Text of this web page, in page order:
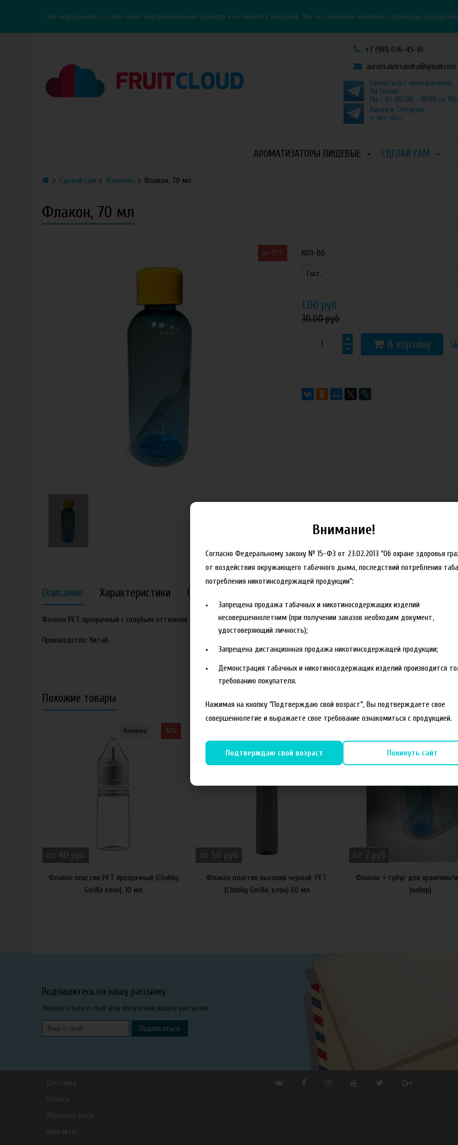
Вся информация на сайте носит информационный характер и не является рекламой. Мы не реализуем никотиносодержащую продукцию
+7 (981) 036-45-81
aurum.aleksandra@gmail.com
Связаться с менеджером.
На связи:
Пн - пт (10:00 - 18:00 по
Канал в Telegram
+ чат-бот.
АРОМАТИЗАТОРЫ ПИЩЕВЫЕ СДЕЛАЙ САМ
Сделай сам Флаконы Флакон, 70 мл
Флакон, 70 мл
до 97% КОЛ-ВО
1.00 руб
30.00 руб
В корзину
Описание Характеристики Отзывы
Флакон PET прозрачный с голубым оттенком, 70 мл + желтая винтовая крышка с защитой от детей.
Производство: Китай.
Похожие товары
Новинка 40%
от 40 руб
Флакон пластик PET прозрачный (Chubby
Gorilla клон), 10 мл
от 50 руб
Флакон пластик высокий черный, PET
(Chubby Gorilla, клон) 60 мл
от 2 руб
Флакон + тубус для хранения/
(набор)
Подпишитесь на нашу рассылку
Укажите ваш e-mail для получения нашей рассылки
Подписаться
Доставка
Оплата
Обратная связь
Контакты
Внимание!
Согласно Федеральному закону № 15-ФЗ от 23.02.2013 "Об охране здоровья
от воздействия окружающего табачного дыма, последствий потребления
потребления никотинсодержащей продукции":
Запрещена продажа табачных и никотиносодержащих изделий
несовершеннолетним (при получении заказов необходим документ,
удостоверяющий личность);
Запрещена дистанционная продажа никотинсодержащей продукции;
Демонстрация табачных и никотиносодержащих изделий производится
требованию покупателя.
Нажимая на кнопку "Подтверждаю свой возраст", Вы подтверждаете свое
совершеннолетие и выражаете свое требование ознакомиться с продукцией.
Подтверждаю свой возраст Покинуть сайт